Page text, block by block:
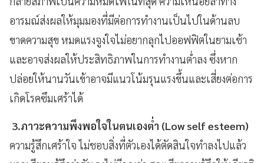
อารมณ์ส่งผลให้มุมมองที่มีต่อการทำงานเป็นไปในด้านลบ
ขาดความสุข หมดแรงจูงใจไม่อยากลุกไปออฟฟิตในยามเช้า
และอาจส่งผลให้ประสิทธิภาพในการทำงานต่ำลง ซึ่งหาก
ปล่อยให้นานวันเข้าอาจมีแนวโน้มรุนแรงขึ้นและเสี่ยงต่อการ
เกิดโรคซึมเศร้าได้
3.ภาวะความพึงพอใจในตนเองต่ำ (Low self esteem)
ความรู้สึกเศร้าใจ ไม่ชอบสิ่งที่ตัวเองได้ตัดสินใจทำลงไปแล้ว